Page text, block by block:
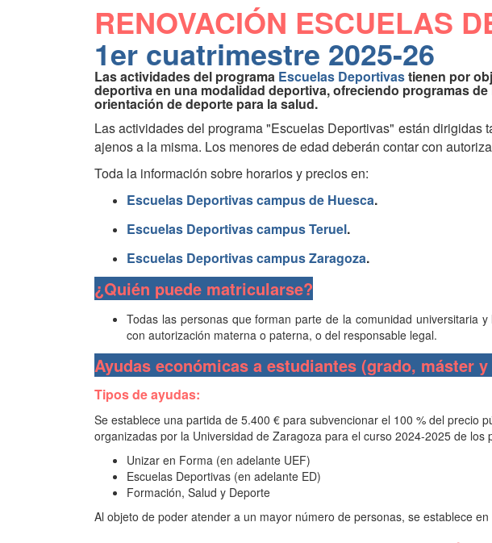
RENOVACIÓN ESCUELAS
1er cuatrimestre 2025-26
Las actividades del programa Escuelas Deportivastienen por
deportiva en una modalidad deportiva, ofreciendo programas
orientación de deporte para la salud.
Las actividades del programa "Escuelas Deportivas" están
ajenos a la misma. Los menores de edad deberán contar con
Toda la información sobre horarios y precios en:
Escuelas Deportivas campus de Huesca.
Escuelas Deportivas campus Teruel.
Escuelas Deportivas campus Zaragoza.
¿Quién puede matricularse?
Todas las personas que forman parte de la comunidad universitaria
con autorización materna o paterna, o del responsable legal.
Ayudas económicas a estudiantes (grado, máster
Tipos de ayudas:
Se establece una partida de 5.400 € para subvencionar el 100 % del precio
organizadas por la Universidad de Zaragoza para el curso 2024-2025 de
Unizar en Forma (en adelante UEF)
Escuelas Deportivas (en adelante ED)
Formación, Salud y Deporte
Al objeto de poder atender a un mayor número de personas, se establece